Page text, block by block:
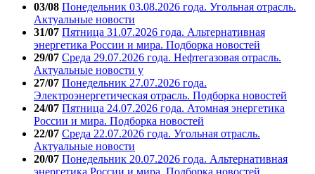
03/08 Понедельник 03.08.2026 года. Угольная отрасль.
Актуальные новости
31/07 Пятница 31.07.2026 года. Альтернативная
энергетика России и мира. Подборка новостей
29/07 Среда 29.07.2026 года. Нефтегазовая отрасль.
Актуальные новости у
27/07 Понедельник 27.07.2026 года.
Электроэнергетическая отрасль. Подборка новостей
24/07 Пятница 24.07.2026 года. Атомная энергетика
России и мира. Подборка новостей
22/07 Среда 22.07.2026 года. Угольная отрасль.
Актуальные новости
20/07 Понедельник 20.07.2026 года. Альтернативная